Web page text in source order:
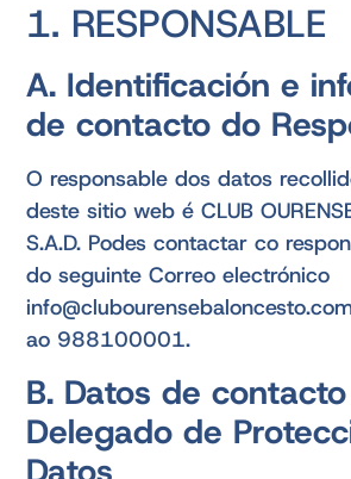
1. RESPONSABLE
A. Identificación e
de contacto do
O responsable dos datos
deste sitio web é CLUB
S.A.D. Podes contactar co
do seguinte Correo electrónico
ao 988100001.
B. Datos de
Delegado de